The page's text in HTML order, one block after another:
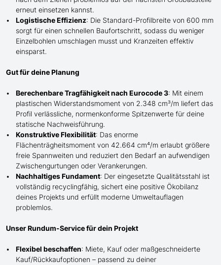
erneut einsetzen kannst.
Logistische Effizienz: Die Standard-Profilbreite von 600 mm
sorgt für einen schnellen Baufortschritt, sodass du weniger
Einzelbohlen umschlagen musst und Kranzeiten effektiv
einsparst.
Gut für deine Planung
Berechenbare Tragfähigkeit nach Eurocode 3: Mit einem
plastischen Widerstandsmoment von 2.348 cm³/m liefert das
Profil verlässliche, normenkonforme Spitzenwerte für deine
statische Nachweisführung.
Konstruktive Flexibilität: Das enorme
Flächenträgheitsmoment von 42.664 cm⁴/m erlaubt größere
freie Spannweiten und reduziert den Bedarf an aufwendigen
Zwischengurtungen oder Verankerungen.
Nachhaltiges Fundament: Der eingesetzte Qualitätsstahl ist
vollständig recyclingfähig, sichert eine positive Ökobilanz
deines Projekts und erfüllt moderne Umweltauflagen
problemlos.
Unser Rundum-Service für dein Projekt
Flexibel beschaffen: Miete, Kauf oder maßgeschneiderte
Kauf/Rückkaufoptionen – passend zu deiner